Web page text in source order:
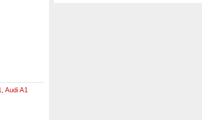
, Audi A1